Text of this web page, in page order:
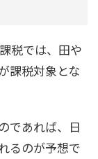
税では、田や
課税対象とな
であれば、日
るのが予想で